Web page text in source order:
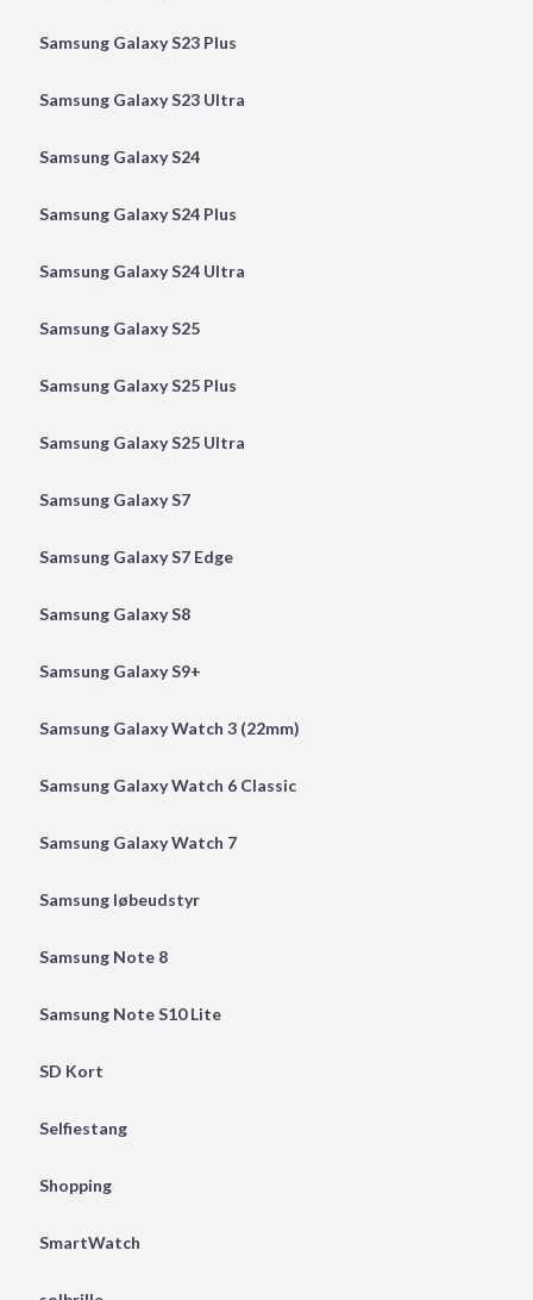
Samsung Galaxy S23 Plus
Samsung Galaxy S23 Ultra
Samsung Galaxy S24
Samsung Galaxy S24 Plus
Samsung Galaxy S24 Ultra
Samsung Galaxy S25
Samsung Galaxy S25 Plus
Samsung Galaxy S25 Ultra
Samsung Galaxy S7
Samsung Galaxy S7 Edge
Samsung Galaxy S8
Samsung Galaxy S9+
Samsung Galaxy Watch 3 (22mm)
Samsung Galaxy Watch 6 Classic
Samsung Galaxy Watch 7
Samsung løbeudstyr
Samsung Note 8
Samsung Note S10 Lite
SD Kort
Selfiestang
Shopping
SmartWatch